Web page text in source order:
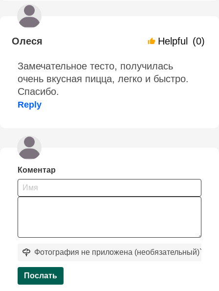
Олеся Helpful (0)
Замечательное тесто, получилась
очень вкусная пицца, легко и быстро.
Спасибо.
Reply
Коментар
Фотография не приложена (необязательный)`
Послать